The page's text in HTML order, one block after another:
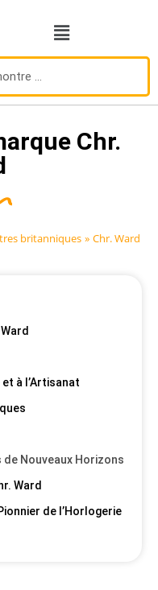
Chr.
britanniques » Chr. Ward
à l’Artisanat
de Nouveaux Horizons
Ward
de l’Horlogerie